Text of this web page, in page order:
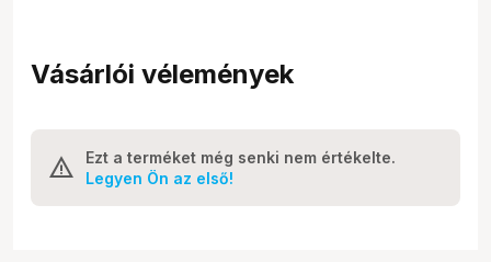
Vásárlói vélemények
Ezt a terméket még senki nem értékelte.
Legyen Ön az első!